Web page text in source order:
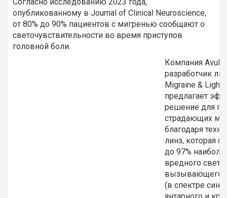
опубликованному в Journal of Clinical Neuroscience,
от 80% до 90% пациентов с мигренью сообщают о
светочувствительности во время приступов
головной боли.
Компания
разработчик
Migraine & Light
предлагает
решение для
страдающих
благодаря
линз, которая
до 97%
вредного света,
вызывающего
(в спектре